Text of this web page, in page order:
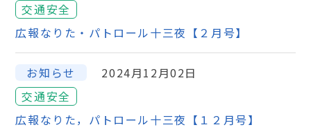
交通安全
広報なりた・パトロール十三夜【２月号】
お知らせ
2024月12月02日
交通安全
広報なりた，パトロール十三夜【１２月号】